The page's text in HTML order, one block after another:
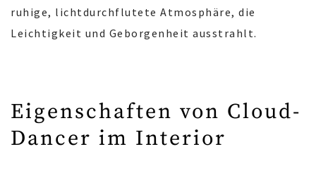
ruhige, lichtdurchflutete Atmosphäre, die
Leichtigkeit und Geborgenheit ausstrahlt.
Eigenschaften von Cloud-
Dancer im Interior